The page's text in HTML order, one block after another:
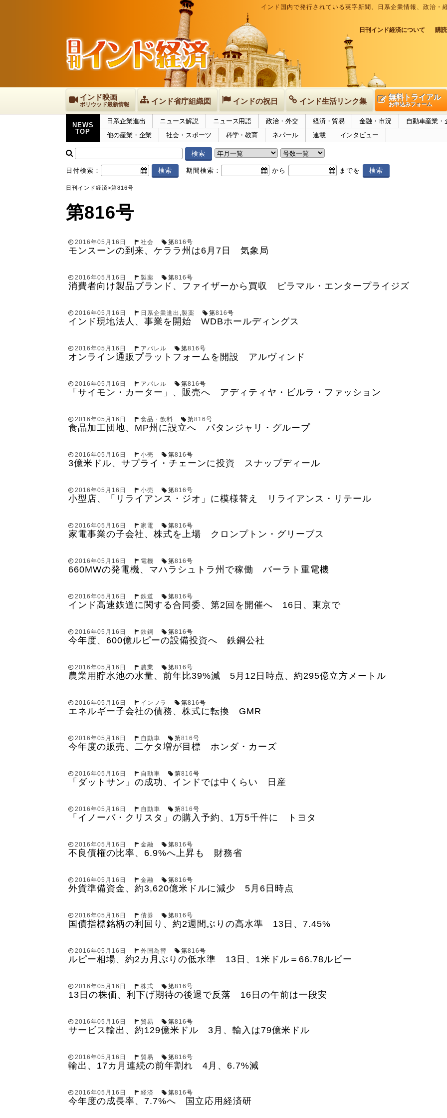
インド国内で発行されている英字新聞、日系企業情報、政治
日刊インド経済について 購
インド映画
ボリウッド最新情報 インド省庁組織図 インドの祝日 インド生活リンク集 無料トライアル
お申込みフォーム
NEWS
TOP
日系企業進出 ニュース解説 ニュース用語 政治・外交 経済・貿易 金融・市況
自動車産業・
他の産業・企業
社会・スポーツ 科学・教育 ネパール 連載 インタビュー
日付検索： 期間検索： から までを
日刊インド経済>第816号
第816号
2016年05月16日 社会 第816号
モンスーンの到来、ケララ州は6月7日 気象局
2016年05月16日 製薬 第816号
消費者向け製品ブランド、ファイザーから買収 ピラマル・エンタープライジズ
2016年05月16日 日系企業進出 ,製薬 第816号
インド現地法人、事業を開始 WDBホールディングス
2016年05月16日 アパレル 第816号
オンライン通販プラットフォームを開設 アルヴィンド
2016年05月16日 アパレル 第816号
「サイモン・カーター」、販売へ アディティヤ・ビルラ・ファッション
2016年05月16日 食品・飲料 第816号
食品加工団地、MP州に設立へ パタンジャリ・グループ
2016年05月16日 小売 第816号
3億米ドル、サプライ・チェーンに投資 スナップディール
2016年05月16日 小売 第816号
小型店、「リライアンス・ジオ」に模様替え リライアンス・リテール
2016年05月16日 家電 第816号
家電事業の子会社、株式を上場 クロンプトン・グリーブス
2016年05月16日 電機 第816号
660MWの発電機、マハラシュトラ州で稼働 バーラト重電機
2016年05月16日 鉄道 第816号
インド高速鉄道に関する合同委、第2回を開催へ 16日、東京で
2016年05月16日 鉄鋼 第816号
今年度、600億ルピーの設備投資へ 鉄鋼公社
2016年05月16日 農業 第816号
農業用貯水池の水量、前年比39%減 5月12日時点、約295億立方メートル
2016年05月16日 インフラ 第816号
エネルギー子会社の債務、株式に転換 GMR
2016年05月16日 自動車 第816号
今年度の販売、二ケタ増が目標 ホンダ・カーズ
2016年05月16日 自動車 第816号
「ダットサン」の成功、インドでは中くらい 日産
2016年05月16日 自動車 第816号
「イノーバ・クリスタ」の購入予約、1万5千件に トヨタ
2016年05月16日 金融 第816号
不良債権の比率、6.9%へ上昇も 財務省
2016年05月16日 金融 第816号
外貨準備資金、約3,620億米ドルに減少 5月6日時点
2016年05月16日 債券 第816号
国債指標銘柄の利回り、約2週間ぶりの高水準 13日、7.45%
2016年05月16日 外国為替 第816号
ルピー相場、約2カ月ぶりの低水準 13日、1米ドル＝66.78ルピー
2016年05月16日 株式 第816号
13日の株価、利下げ期待の後退で反落 16日の午前は一段安
2016年05月16日 貿易 第816号
サービス輸出、約129億米ドル 3月、輸入は79億米ドル
2016年05月16日 貿易 第816号
輸出、17カ月連続の前年割れ 4月、6.7%減
2016年05月16日 経済 第816号
今年度の成長率、7.7%へ 国立応用経済研